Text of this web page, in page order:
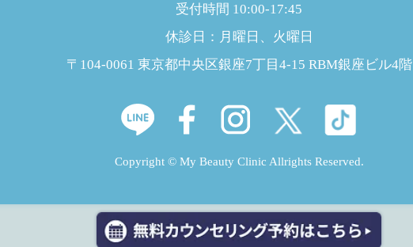
受付時間 10:00-17:45
休診日：月曜日、火曜日
〒104-0061 東京都中央区銀座7丁目4-15 RBM銀座ビル4階
Copyright © My Beauty Clinic Allrights Reserved.